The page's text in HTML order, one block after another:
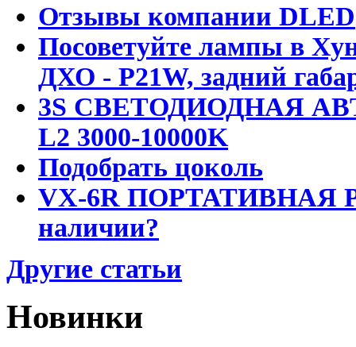
Отзывы компании DLED
Посоветуйте лампы в
ДХО - P21W, задний
3S СВЕТОДИОДНАЯ
L2 3000-10000K
Подобрать цоколь
VX-6R ПОРТАТИВНАЯ
наличии?
Другие статьи
Новинки